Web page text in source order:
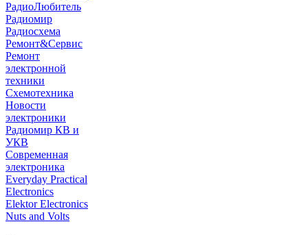
РадиоЛюбитель
Радиомир
Радиосхема
Ремонт&Сервис
Ремонт
электронной
техники
Схемотехника
Новости
электроники
Радиомир КВ и
УКВ
Современная
электроника
Everyday Practical
Electronics
Elektor Electronics
Nuts and Volts